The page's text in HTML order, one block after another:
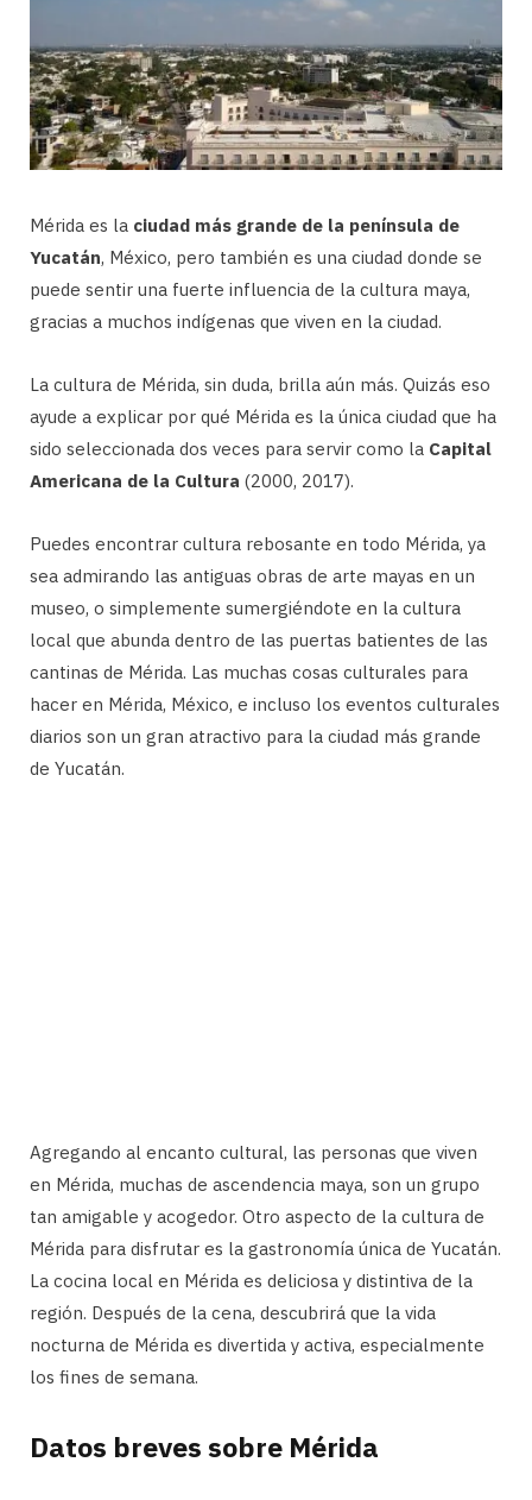
Mérida es la ciudad más grande de la península de
Yucatán, México, pero también es una ciudad donde se
puede sentir una fuerte influencia de la cultura maya,
gracias a muchos indígenas que viven en la ciudad.
La cultura de Mérida, sin duda, brilla aún más. Quizás eso
ayude a explicar por qué Mérida es la única ciudad que ha
sido seleccionada dos veces para servir como la Capital
Americana de la Cultura (2000, 2017).
Puedes encontrar cultura rebosante en todo Mérida, ya
sea admirando las antiguas obras de arte mayas en un
museo, o simplemente sumergiéndote en la cultura
local que abunda dentro de las puertas batientes de las
cantinas de Mérida. Las muchas cosas culturales para
hacer en Mérida, México, e incluso los eventos culturales
diarios son un gran atractivo para la ciudad más grande
de Yucatán.
Agregando al encanto cultural, las personas que viven
en Mérida, muchas de ascendencia maya, son un grupo
tan amigable y acogedor. Otro aspecto de la cultura de
Mérida para disfrutar es la gastronomía única de Yucatán.
La cocina local en Mérida es deliciosa y distintiva de la
región. Después de la cena, descubrirá que la vida
nocturna de Mérida es divertida y activa, especialmente
los fines de semana.
Datos breves sobre Mérida